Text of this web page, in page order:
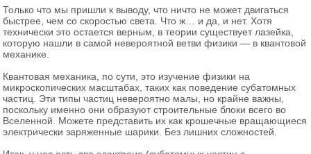
Только что мы пришли к выводу, что ничто не может двигаться
быстрее, чем со скоростью света. Что ж… и да, и нет. Хотя
технически это остается верным, в теории существует лазейка,
которую нашли в самой невероятной ветви физики — в квантовой
механике.
Квантовая механика, по сути, это изучение физики на
микроскопических масштабах, таких как поведение субатомных
частиц. Эти типы частиц невероятно малы, но крайне важны,
поскольку именно они образуют строительные блоки всего во
Вселенной. Можете представить их как крошечные вращающиеся
электрически заряженные шарики. Без лишних сложностей.